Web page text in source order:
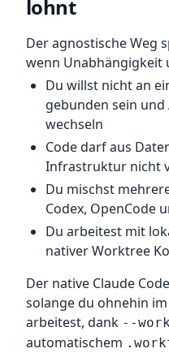
lohnt
Der agnostische Weg
wenn Unabhängigkeit
Du willst nicht an
gebunden sein
wechseln
Code darf aus
Infrastruktur nicht
Du mischst
Codex, OpenCode
Du arbeitest mit
nativer Worktree
Der native Claude
solange du ohnehin
arbeitest, dank --
automatischem